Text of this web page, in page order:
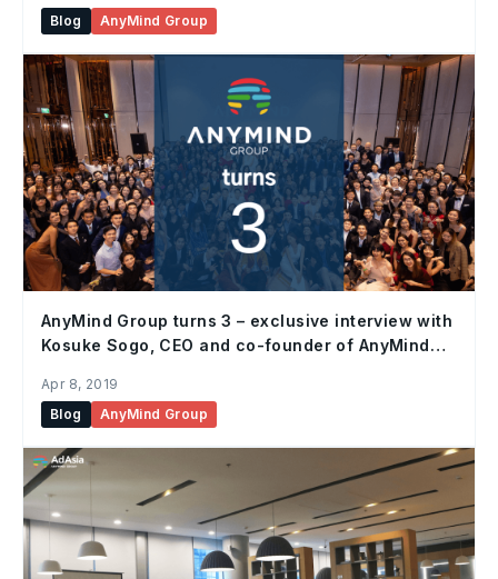
Blog
AnyMind Group
AnyMind Group turns 3 – exclusive interview with
Kosuke Sogo, CEO and co-founder of AnyMind
Apr 8, 2019
Blog
AnyMind Group